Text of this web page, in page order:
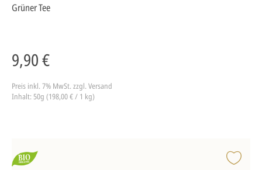
Grüner Tee
9,90 €
Preis inkl. 7% MwSt. zzgl. Versand
Inhalt: 50g (198,00 € / 1 kg)